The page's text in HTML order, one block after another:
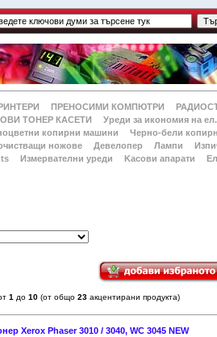
ПРЕНОСИМИ КОМПЮТРИ
ТОНЕР КАСЕТИ Уреди за икономия на
копирни машини Черно-бели
ножове Девелопер Лампи
Измервателни уреди Kасови апарати
1 до 10(от общо 23акцентирани продукта)
Xerox Phaser 3010 / 3040, WC 3045 NEW